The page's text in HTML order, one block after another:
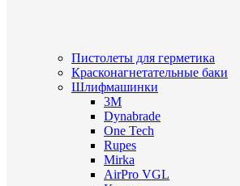
Пистолеты для герметика
Красконагнетательные баки
Шлифмашинки
3M
Dynabrade
One Tech
Rupes
Mirka
AirPro VGL